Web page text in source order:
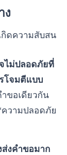
ง
ดความสับสน
ไม่ปลอดภัยที่
โจมตีแบบ
ขอเดียวกัน
วามปลอดภัย
งคำขอมาก